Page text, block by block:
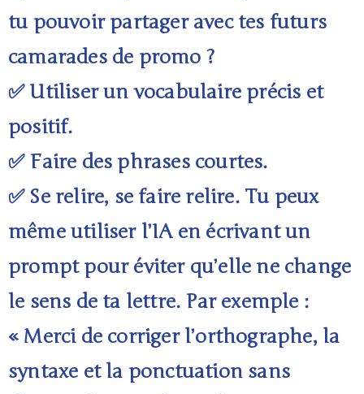
tu pouvoir partager avec tes futurs
camarades de promo ?
✅ Utiliser un vocabulaire précis et
positif.
✅ Faire des phrases courtes.
✅ Se relire, se faire relire. Tu peux
même utiliser l’IA en écrivant un
prompt pour éviter qu’elle ne change
le sens de ta lettre. Par exemple :
« Merci de corriger l’orthographe, la
syntaxe et la ponctuation sans